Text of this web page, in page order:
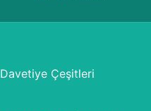
Davetiye Çeşitleri